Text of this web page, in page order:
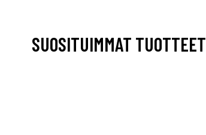
SUOSITUIMMAT TUOTTEET